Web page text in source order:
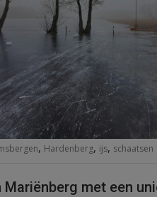
, Hardenberg, ijs, schaatsen
Mariënberg met een